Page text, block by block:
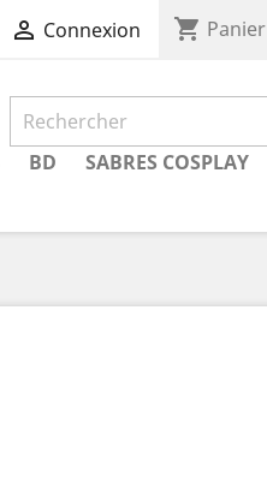
 Connexion shopping_cart Panier
BD SABRES COSPLAY